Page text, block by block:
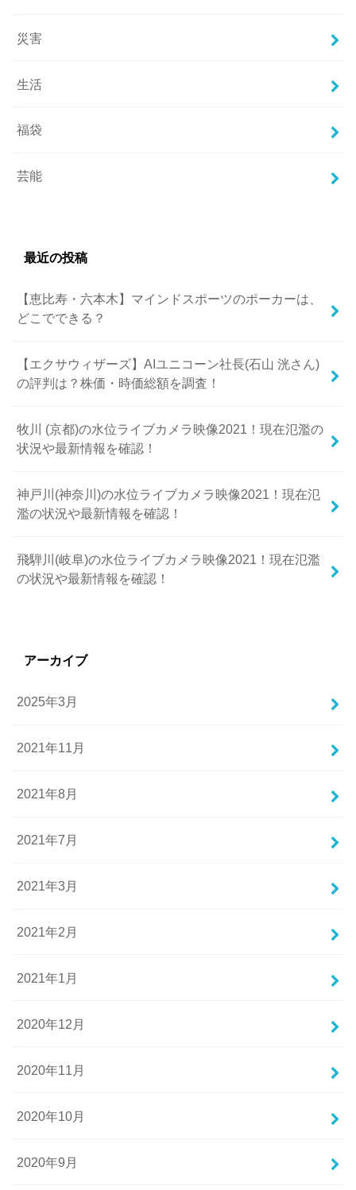
災害
生活
福袋
芸能
最近の投稿
【恵比寿・六本木】マインドスポーツのポーカーは、
どこでできる？
【エクサウィザーズ】AIユニコーン社長(石山 洸さん)
の評判は？株価・時価総額を調査！
牧川 (京都)の水位ライブカメラ映像2021！現在氾濫の
状況や最新情報を確認！
神戸川(神奈川)の水位ライブカメラ映像2021！現在氾
濫の状況や最新情報を確認！
飛騨川(岐阜)の水位ライブカメラ映像2021！現在氾濫
の状況や最新情報を確認！
アーカイブ
2025年3月
2021年11月
2021年8月
2021年7月
2021年3月
2021年2月
2021年1月
2020年12月
2020年11月
2020年10月
2020年9月